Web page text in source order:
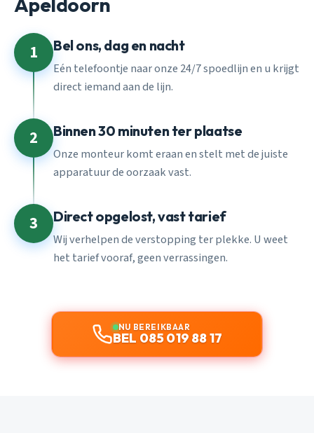
1 Bel ons, dag en nacht
Eén telefoontje naar onze 24/7 spoedlijn en u krijgt
direct iemand aan de lijn.
2 Binnen 30 minuten ter plaatse
Onze monteur komt eraan en stelt met de juiste
apparatuur de oorzaak vast.
3 Direct opgelost, vast tarief
Wij verhelpen de verstopping ter plekke. U weet
het tarief vooraf, geen verrassingen.
NU BEREIKBAAR
BEL 085 019 88 17